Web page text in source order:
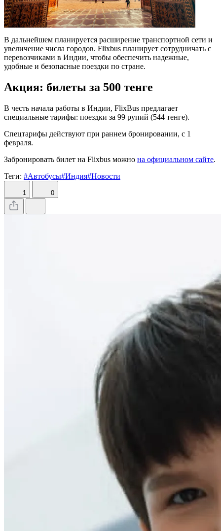
В дальнейшем планируется расширение транспортной сети и
увеличение числа городов. Flixbus планирует сотрудничать с
перевозчиками в Индии, чтобы обеспечить надежные,
удобные и безопасные поездки по стране.
Акция: билеты за 500 тенге
В честь начала работы в Индии, FlixBus предлагает
специальные тарифы: поездки за 99 рупий (544 тенге).
Спецтарифы действуют при раннем бронировании, с 1
февраля.
Забронировать билет на Flixbus можно на официальном сайте.
Теги: #Автобусы#Индия#Новости
1 0